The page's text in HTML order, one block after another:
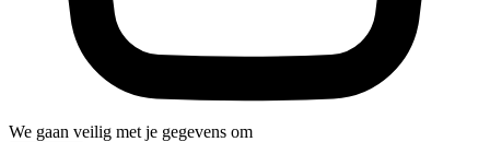
We gaan veilig met je gegevens om